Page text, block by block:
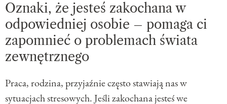
Oznaki, że jesteś zakochana w
odpowiedniej osobie – pomaga ci
zapomnieć o problemach świata
zewnętrznego
Praca, rodzina, przyjaźnie często stawiają nas w
sytuacjach stresowych. Jeśli zakochana jesteś we